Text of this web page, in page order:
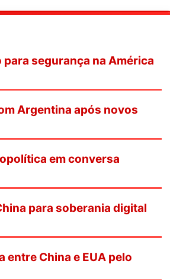
para segurança na América
Argentina após novos
em conversa
para soberania digital
entre China e EUA pelo